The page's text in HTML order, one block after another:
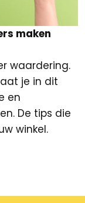
maken
waardering.
je in dit
en
De tips die
winkel.